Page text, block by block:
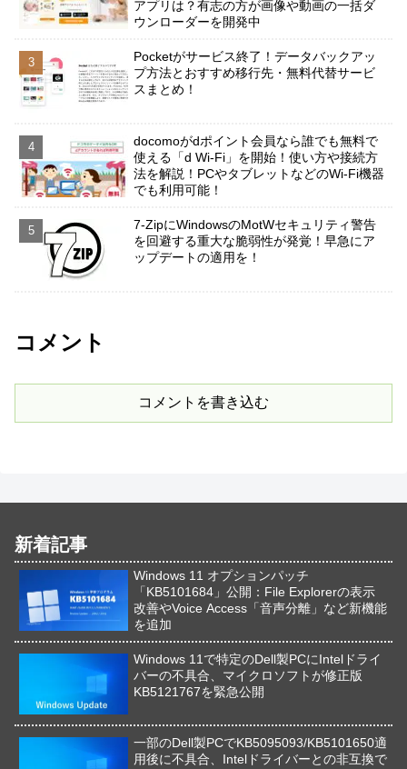
アプリは？有志の方が画像や動画の一括ダ
ウンローダーを開発中
Pocketがサービス終了！データバックアッ
プ方法とおすすめ移行先・無料代替サービ
スまとめ！
docomoがdポイント会員なら誰でも無料で
使える「d Wi-Fi」を開始！使い方や接続方
法を解説！PCやタブレットなどのWi-Fi機器
でも利用可能！
7-ZipにWindowsのMotWセキュリティ警告
を回避する重大な脆弱性が発覚！早急にア
ップデートの適用を！
コメント
コメントを書き込む
新着記事
Windows 11 オプションパッチ
「KB5101684」公開：File Explorerの表示
改善やVoice Access「音声分離」など新機能
を追加
Windows 11で特定のDell製PCにIntelドライ
バーの不具合、マイクロソフトが修正版
KB5121767を緊急公開
一部のDell製PCでKB5095093/KB5101650適
用後に不具合、Intelドライバーとの非互換で